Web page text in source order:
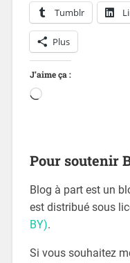
Tumblr
Plus
J’aime ça :
Pour soutenir
Blog à part est un
est distribué sous
BY).
Si vous souhaitez